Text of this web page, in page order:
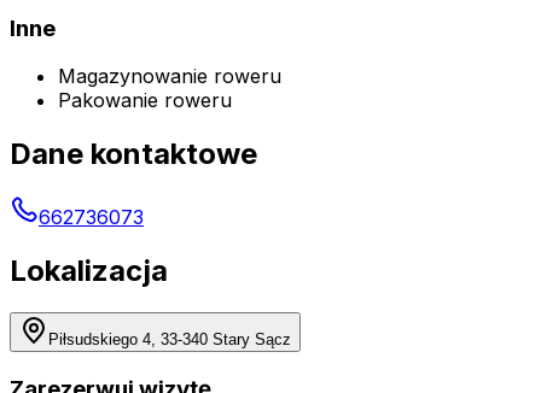
Inne
Magazynowanie roweru
Pakowanie roweru
Dane kontaktowe
662736073
Lokalizacja
Piłsudskiego 4, 33-340 Stary Sącz